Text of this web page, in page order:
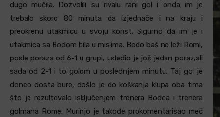
dugo mučila. Dozvolili su rivalu rani gol i onda im je
trebalo skoro 80 minuta da izjednače i na kraju i
preokrenu utakmicu u svoju korist. Sigurno da im je i
utakmica sa Bodom bila u mislima. Bodo baš ne leži Romi,
posle poraza od 6-1 u grupi, usledio je još jedan poraz,ali
sada od 2-1 i to golom u poslednjem minutu. Taj gol je
doneo dosta bure, došlo je do koškanja klupa oba tima
što je rezultovalo isključenjem trenera Bodoa i trenera
golmana Rome. Murinjo je takođe prokomentarisao meč